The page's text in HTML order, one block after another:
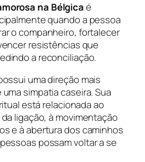
na Bélgicaé
quando a pessoa
o companheiro, fortalecer
resistências que
a reconciliação.
uma direção mais
simpatia caseira. Sua
está relacionada ao
ligação, à movimentação
e à abertura dos caminhos
possam voltar a se